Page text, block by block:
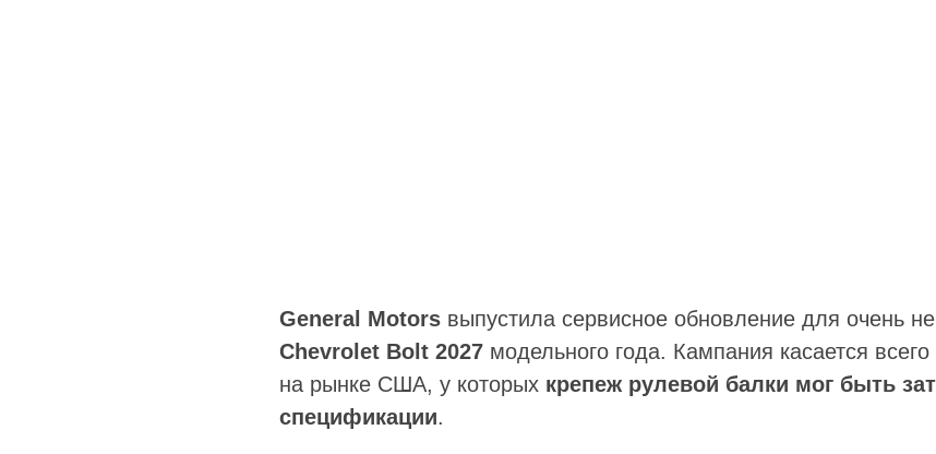
General Motors выпустила сервисное обновление для очень
Chevrolet Bolt 2027модельного года. Кампания касается
на рынке США, у которых крепеж рулевой балки мог быть
спецификации.